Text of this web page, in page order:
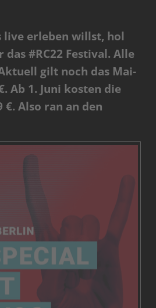
live erleben willst, hol
#RC22 Festival. Alle
gilt noch das Mai-
Ab 1. Juni kosten die
€. Also ran an den